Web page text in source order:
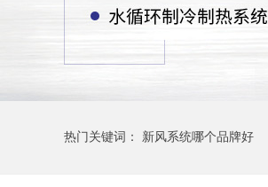
热门关键词： 新风系统哪个品牌好